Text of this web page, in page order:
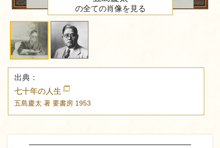
の全ての肖像を見る
出典：
七十年の人生
五島慶太 著 要書房 1953